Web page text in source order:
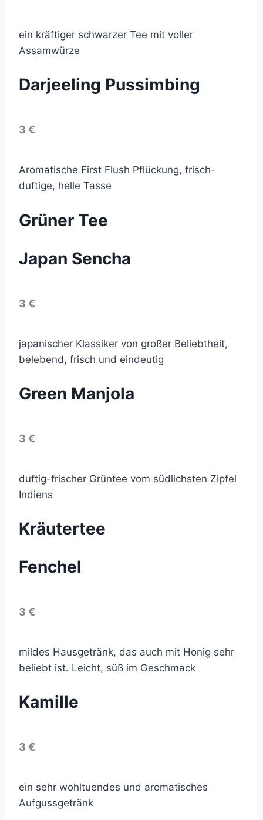
ein kräftiger schwarzer Tee mit voller
Assamwürze
Darjeeling Pussimbing
3 €
Aromatische First Flush Pflückung, frisch-
duftige, helle Tasse
Grüner Tee
Japan Sencha
3 €
japanischer Klassiker von großer Beliebtheit,
belebend, frisch und eindeutig
Green Manjola
3 €
duftig-frischer Grüntee vom südlichsten Zipfel
Indiens
Kräutertee
Fenchel
3 €
mildes Hausgetränk, das auch mit Honig sehr
beliebt ist. Leicht, süß im Geschmack
Kamille
3 €
ein sehr wohltuendes und aromatisches
Aufgussgetränk